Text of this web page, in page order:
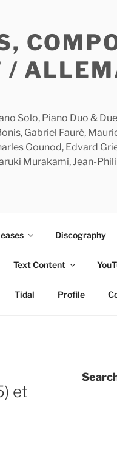
Solo, Piano Duo &
Gabriel Fauré,
Gounod, Edvard
Murakami, Jean-
Discography
Text Content
Tidal Profile
et